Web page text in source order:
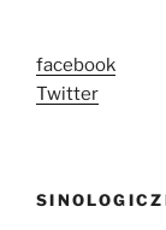
facebook
Twitter